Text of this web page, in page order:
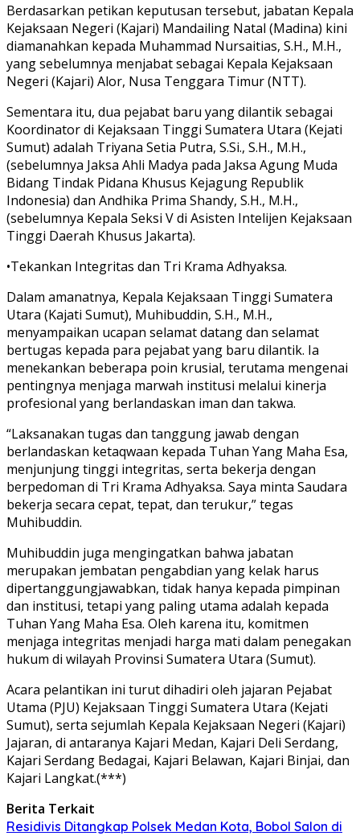
Berdasarkan petikan keputusan tersebut, jabatan Kepala
Kejaksaan Negeri (Kajari) Mandailing Natal (Madina) kini
diamanahkan kepada Muhammad Nursaitias, S.H., M.H.,
yang sebelumnya menjabat sebagai Kepala Kejaksaan
Negeri (Kajari) Alor, Nusa Tenggara Timur (NTT).
Sementara itu, dua pejabat baru yang dilantik sebagai
Koordinator di Kejaksaan Tinggi Sumatera Utara (Kejati
Sumut) adalah Triyana Setia Putra, S.Si., S.H., M.H.,
(sebelumnya Jaksa Ahli Madya pada Jaksa Agung Muda
Bidang Tindak Pidana Khusus Kejagung Republik
Indonesia) dan Andhika Prima Shandy, S.H., M.H.,
(sebelumnya Kepala Seksi V di Asisten Intelijen Kejaksaan
Tinggi Daerah Khusus Jakarta).
•Tekankan Integritas dan Tri Krama Adhyaksa.
Dalam amanatnya, Kepala Kejaksaan Tinggi Sumatera
Utara (Kajati Sumut), Muhibuddin, S.H., M.H.,
menyampaikan ucapan selamat datang dan selamat
bertugas kepada para pejabat yang baru dilantik. Ia
menekankan beberapa poin krusial, terutama mengenai
pentingnya menjaga marwah institusi melalui kinerja
profesional yang berlandaskan iman dan takwa.
“Laksanakan tugas dan tanggung jawab dengan
berlandaskan ketaqwaan kepada Tuhan Yang Maha Esa,
menjunjung tinggi integritas, serta bekerja dengan
berpedoman di Tri Krama Adhyaksa. Saya minta Saudara
bekerja secara cepat, tepat, dan terukur,” tegas
Muhibuddin.
Muhibuddin juga mengingatkan bahwa jabatan
merupakan jembatan pengabdian yang kelak harus
dipertanggungjawabkan, tidak hanya kepada pimpinan
dan institusi, tetapi yang paling utama adalah kepada
Tuhan Yang Maha Esa. Oleh karena itu, komitmen
menjaga integritas menjadi harga mati dalam penegakan
hukum di wilayah Provinsi Sumatera Utara (Sumut).
Acara pelantikan ini turut dihadiri oleh jajaran Pejabat
Utama (PJU) Kejaksaan Tinggi Sumatera Utara (Kejati
Sumut), serta sejumlah Kepala Kejaksaan Negeri (Kajari)
Jajaran, di antaranya Kajari Medan, Kajari Deli Serdang,
Kajari Serdang Bedagai, Kajari Belawan, Kajari Binjai, dan
Kajari Langkat.(***)
Berita Terkait
Residivis Ditangkap Polsek Medan Kota, Bobol Salon di